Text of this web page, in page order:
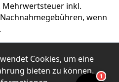
Mehrwertsteuer inkl.
wenn
Cookies, um eine
bieten zu können.
1